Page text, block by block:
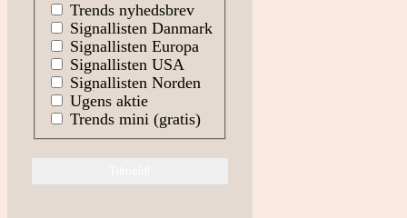
Trends nyhedsbrev
Signallisten Danmark
Signallisten Europa
Signallisten USA
Signallisten Norden
Ugens aktie
Trends mini (gratis)